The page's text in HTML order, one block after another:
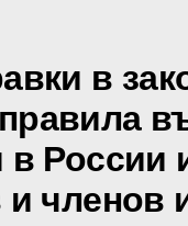
в
России
и членов